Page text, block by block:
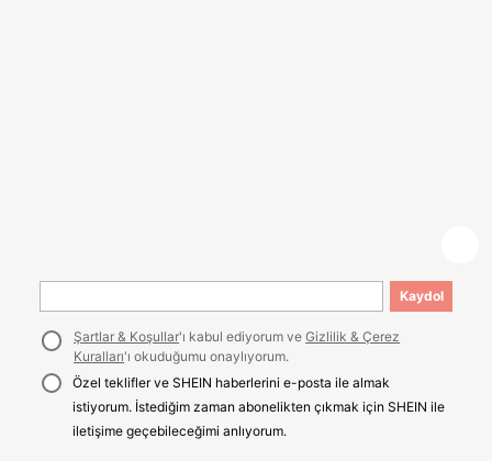
Kaydol
Şartlar & Koşullar'ı kabul ediyorum veGizlilik & Çerez
Kuralları'ı okuduğumu onaylıyorum.
Özel teklifler ve SHEIN haberlerini e-posta ile almak
istiyorum. İstediğim zaman abonelikten çıkmak için SHEIN ile
iletişime geçebileceğimi anlıyorum.